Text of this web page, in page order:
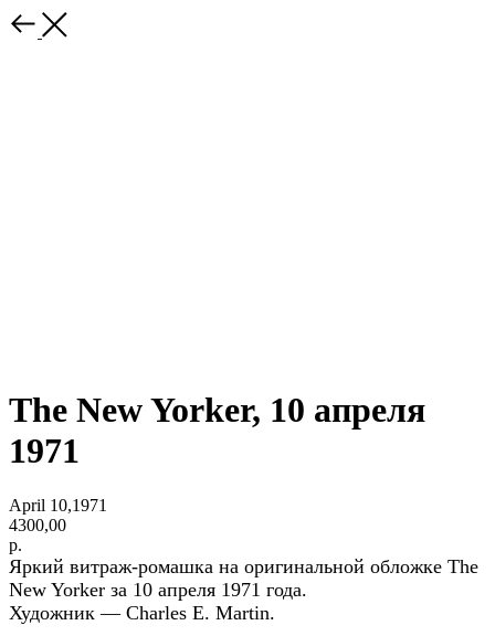
The New Yorker, 10 апреля
1971
April 10,1971
4300,00
р.
Яркий витраж-ромашка на оригинальной обложке The
New Yorker за 10 апреля 1971 года.
Художник — Charles E. Martin.